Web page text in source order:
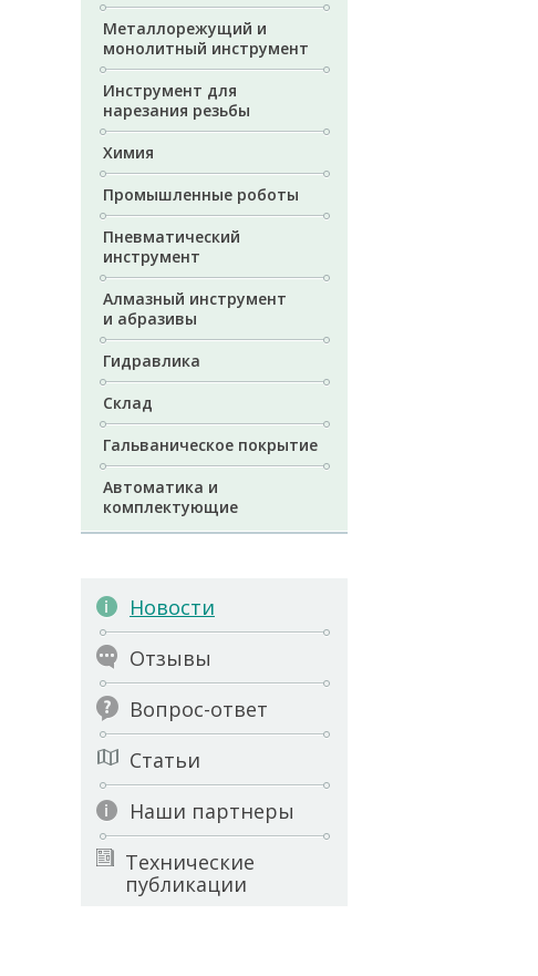
Металлорежущий и
монолитный инструмент
Инструмент для
нарезания резьбы
Химия
Промышленные роботы
Пневматический
инструмент
Алмазный инструмент
и абразивы
Гидравлика
Склад
Гальваническое покрытие
Автоматика и
комплектующие
Новости
Отзывы
Вопрос-ответ
Статьи
Наши партнеры
Технические
публикации